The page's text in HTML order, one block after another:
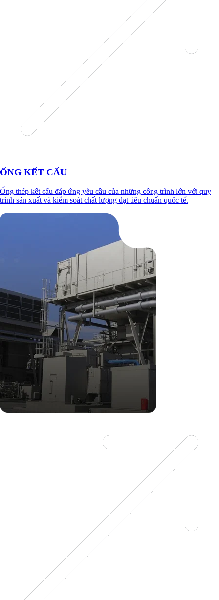
ỐNG KẾT CẤU
Ống thép kết cấu đáp ứng yêu cầu của những công trình lớn với quy
trình sản xuất và kiểm soát chất lượng đạt tiêu chuẩn quốc tế.